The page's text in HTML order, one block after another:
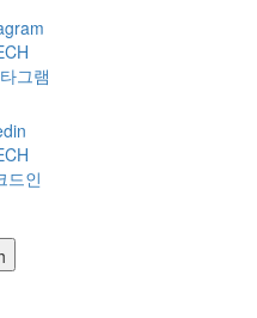
그램
드인